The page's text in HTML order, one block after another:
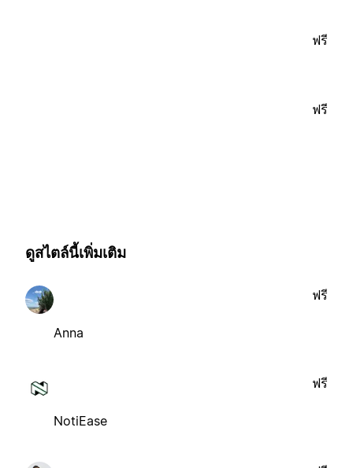
ฟรี
ฟรี
ดูสไตล์นี้เพิ่มเติม
Anna
ฟรี
NotiEase
ฟรี